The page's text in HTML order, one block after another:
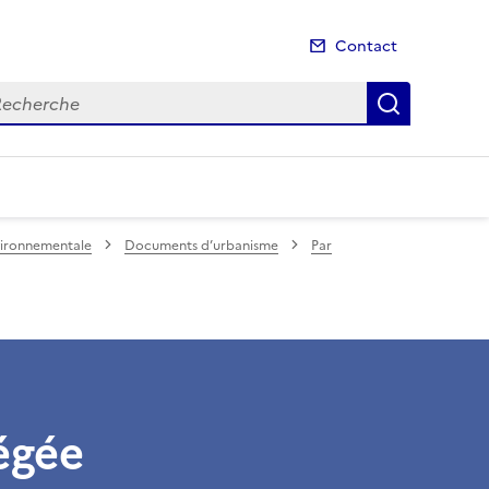
Contact
Documents d’urbanisme Par